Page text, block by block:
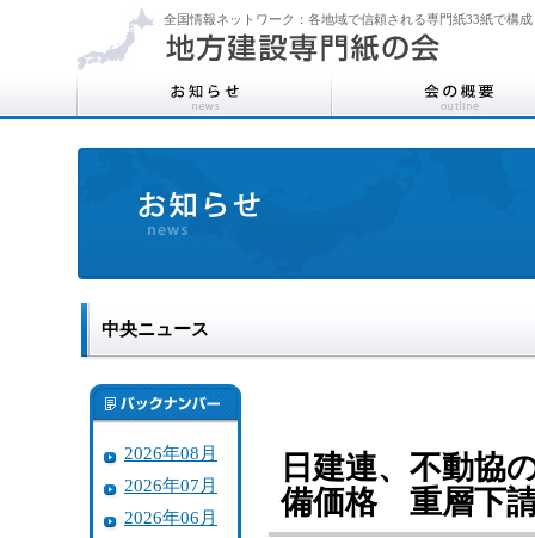
全国情報ネットワーク：各地域で信頼される専門紙33紙で構成
中央ニュース
2026年08月
2026年07月
2026年06月
日建連、不動
備価格 重層下